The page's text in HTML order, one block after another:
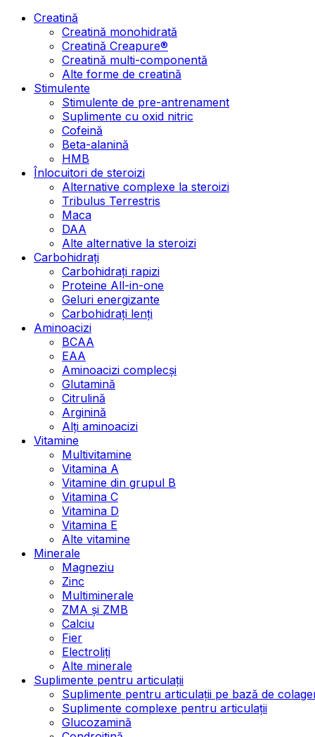
Creatină
Creatină monohidrată
Creatină Creapure®
Creatină multi-componentă
Alte forme de creatină
Stimulente
Stimulente de pre-antrenament
Suplimente cu oxid nitric
Cofeină
Beta-alanină
HMB
Înlocuitori de steroizi
Alternative complexe la steroizi
Tribulus Terrestris
Maca
DAA
Alte alternative la steroizi
Carbohidrați
Carbohidrați rapizi
Proteine All-in-one
Geluri energizante
Carbohidrați lenți
Aminoacizi
BCAA
EAA
Aminoacizi complecși
Glutamină
Citrulină
Arginină
Alți aminoacizi
Vitamine
Multivitamine
Vitamina A
Vitamine din grupul B
Vitamina C
Vitamina D
Vitamina E
Alte vitamine
Minerale
Magneziu
Zinc
Multiminerale
ZMA și ZMB
Calciu
Fier
Electroliți
Alte minerale
Suplimente pentru articulații
Suplimente pentru articulații pe bază de
Suplimente complexe pentru articulații
Glucozamină